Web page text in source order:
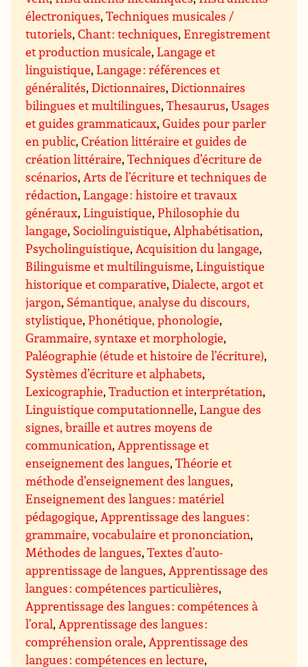
électroniques,Techniques musicales /
tutoriels,Chant : techniques,Enregistrement
et production musicale,Langage et
linguistique,Langage : références et
généralités,Dictionnaires,Dictionnaires
bilingues et multilingues,Thesaurus,Usages
et guides grammaticaux,Guides pour parler
en public,Création littéraire et guides de
création littéraire,Techniques d’écriture de
scénarios,Arts de l’écriture et techniques de
rédaction,Langage : histoire et travaux
généraux,Linguistique,Philosophie du
langage, Sociolinguistique,Alphabétisation,
Psycholinguistique,Acquisition du langage,
Bilinguisme et multilinguisme,Linguistique
historique et comparative,Dialecte, argot et
jargon, Sémantique, analyse du discours,
stylistique,Phonétique, phonologie,
Grammaire, syntaxe et morphologie,
Paléographie (étude et histoire de l’écriture),
Systèmes d’écriture et alphabets,
Lexicographie,Traduction et interprétation,
Linguistique computationnelle,Langue des
signes, braille et autres moyens de
communication,Apprentissage et
enseignement des langues,Théorie et
méthode d’enseignement des langues,
Enseignement des langues : matériel
pédagogique,Apprentissage des langues :
grammaire, vocabulaire et prononciation,
Méthodes de langues,Textes d’auto-
apprentissage de langues,Apprentissage des
langues : compétences particulières,
Apprentissage des langues : compétences à
l’oral,Apprentissage des langues :
compréhension orale,Apprentissage des
langues : compétences en lecture,